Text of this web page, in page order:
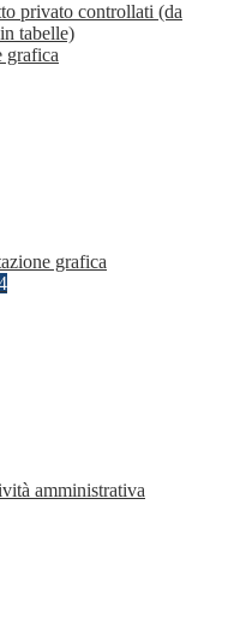
privato controllati (da
tabelle)
grafica
grafica
amministrativa